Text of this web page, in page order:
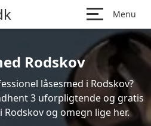
Menu
Rodskov
låsesmed i Rodskov?
3 uforpligtende og gratis
og omegn lige her.